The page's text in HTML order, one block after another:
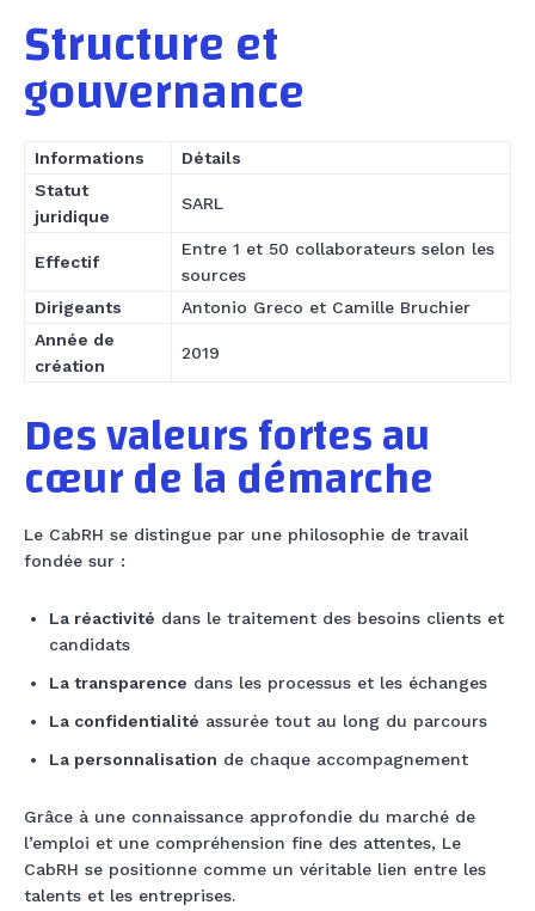
Structure et
gouvernance
Informations
Détails
Statut
juridique
SARL
Effectif
Entre 1 et 50 collaborateurs selon les
sources
Dirigeants
Antonio Greco et Camille Bruchier
Année de
création
2019
Des valeurs fortes au
cœur de la démarche
Le CabRH se distingue par une philosophie de travail
fondée sur :
La réactivité dans le traitement des besoins clients et
candidats
La transparence dans les processus et les échanges
La confidentialité assurée tout au long du parcours
La personnalisation de chaque accompagnement
Grâce à une connaissance approfondie du marché de
l’emploi et une compréhension fine des attentes, Le
CabRH se positionne comme un véritable lien entre les
talents et les entreprises.